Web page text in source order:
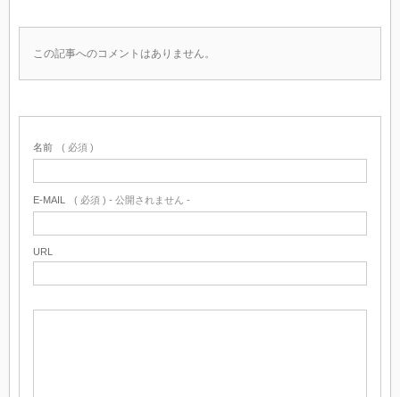
この記事へのコメントはありません。
名前 ( 必須 )
E-MAIL ( 必須 ) - 公開されません -
URL